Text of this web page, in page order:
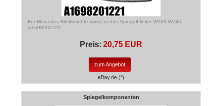
Für Mercedes Blinkleuchte vorne rechts Spiegelblinker W169 W245
A1698201221
Preis: 20,75 EUR
zum Angebot
eBay.de (*)
Spiegelkomponenten